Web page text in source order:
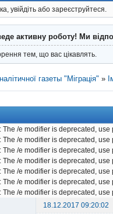
увійдіть або зареєструйтеся.
активну роботу! Ми
тем, що вас цікавлять.
газеты "Міграція" »
The /e modifier is deprecated,
The /e modifier is deprecated,
The /e modifier is deprecated,
The /e modifier is deprecated,
The /e modifier is deprecated,
The /e modifier is deprecated,
The /e modifier is deprecated,
18.12.2017 09:20:02